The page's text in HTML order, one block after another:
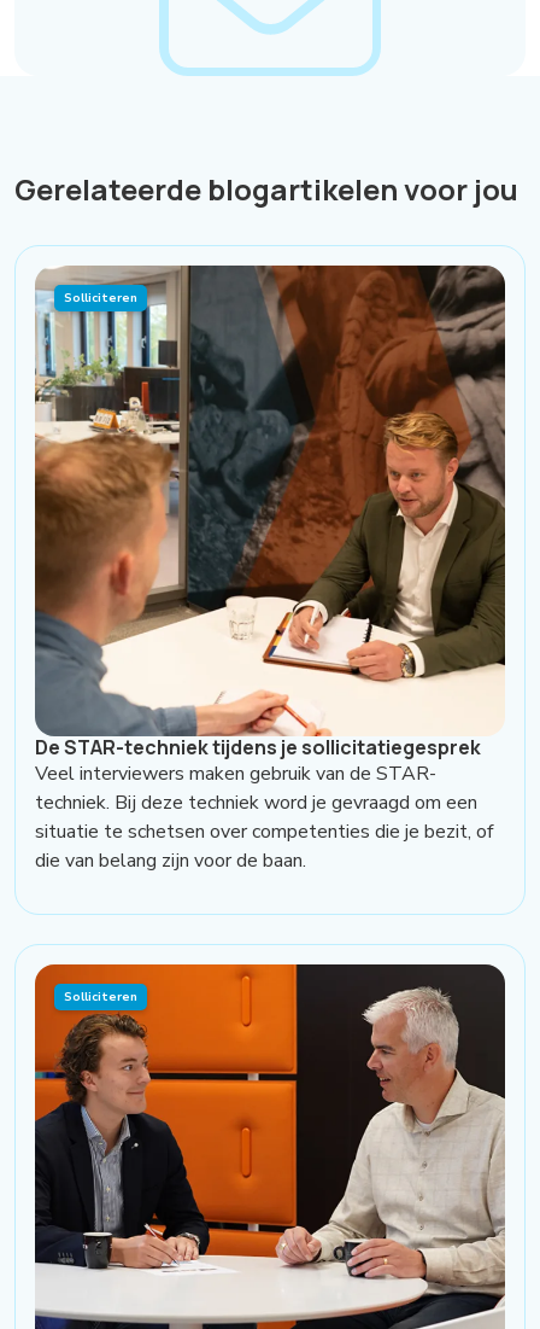
Gerelateerde blogartikelen voor jou
Solliciteren
De STAR-techniek tijdens je sollicitatiegesprek
Veel interviewers maken gebruik van de STAR-
techniek. Bij deze techniek word je gevraagd om een
situatie te schetsen over competenties die je bezit, of
die van belang zijn voor de baan.
Solliciteren